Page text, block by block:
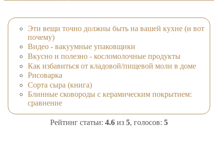
Эти вещи точно должны быть на вашей кухне (и вот
почему)
Видео - вакуумные упаковщики
Вкусно и полезно - косломолочные продукты
Как избавиться от кладовой/пищевой моли в доме
Рисоварка
Сорта сыра (книга)
Блинные сковороды с керамическим покрытием:
сравнение
Рейтинг статьи: 4.6 из 5, голосов: 5